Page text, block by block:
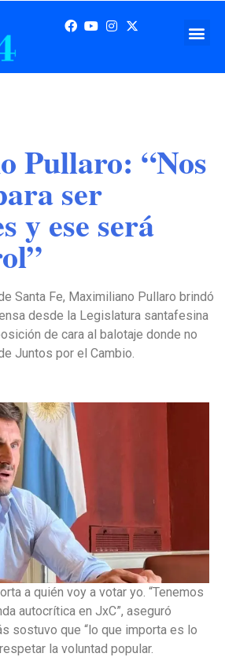
Pullaro: “Nos
ser
y ese será
Santa Fe, Maximiliano Pullaro brindó
desde la Legislatura santafesina
de cara al balotaje donde no
Juntos por el Cambio.
a quién voy a votar yo. “Tenemos
autocrítica en JxC”, aseguró
sostuvo que “lo que importa es lo
la voluntad popular.